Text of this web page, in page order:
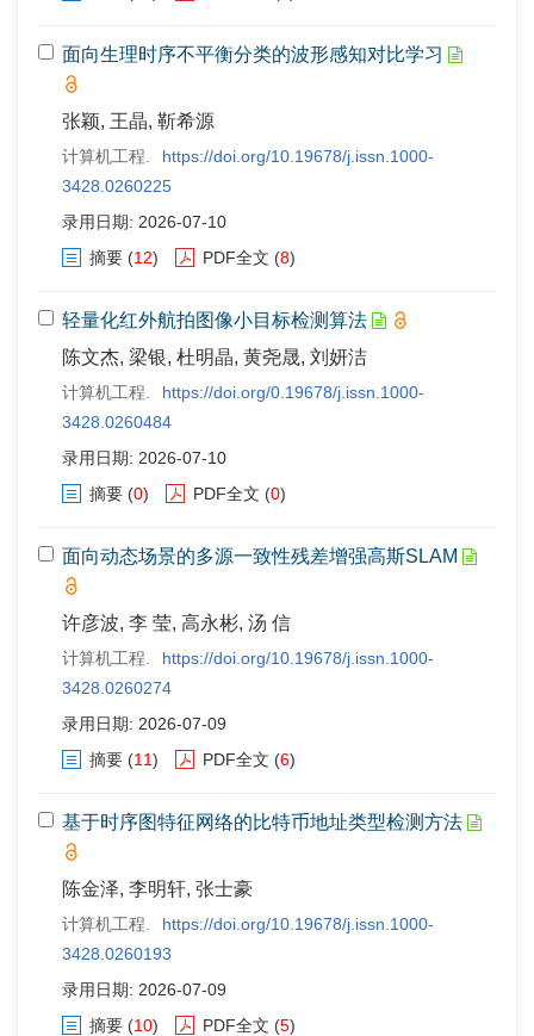
面向生理时序不平衡分类的波形感知对比学习
张颖, 王晶, 靳希源
计算机工程.
https://doi.org/10.19678/j.issn.1000-
3428.0260225
录用日期: 2026-07-10
摘要 (12) PDF全文 (8)
轻量化红外航拍图像小目标检测算法
陈文杰, 梁银, 杜明晶, 黄尧晟, 刘妍洁
计算机工程.
https://doi.org/0.19678/j.issn.1000-
3428.0260484
录用日期: 2026-07-10
摘要 (0) PDF全文 (0)
面向动态场景的多源一致性残差增强高斯SLAM
许彦波, 李 莹, 高永彬, 汤 信
计算机工程.
https://doi.org/10.19678/j.issn.1000-
3428.0260274
录用日期: 2026-07-09
摘要 (11) PDF全文 (6)
基于时序图特征网络的比特币地址类型检测方法
陈金泽, 李明轩, 张士豪
计算机工程.
https://doi.org/10.19678/j.issn.1000-
3428.0260193
录用日期: 2026-07-09
摘要 (10) PDF全文 (5)